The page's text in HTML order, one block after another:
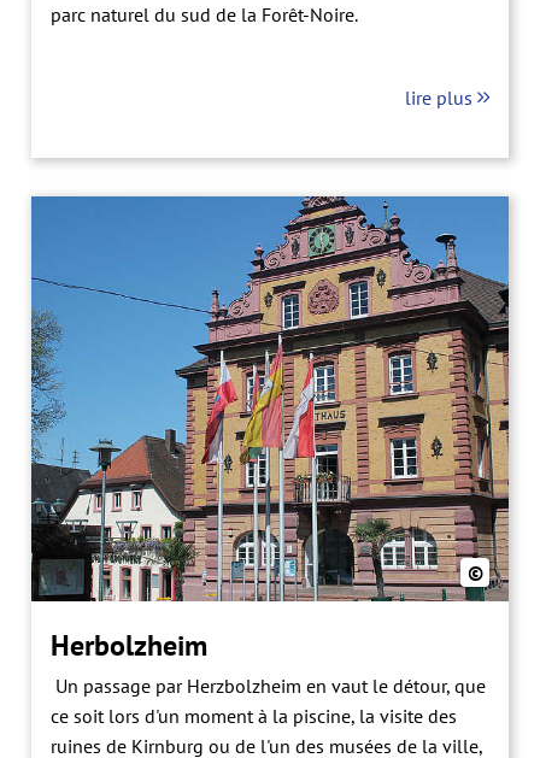
parc naturel du sud de la Forêt-Noire.
lire plus
©
Herbolzheim
Un passage par Herzbolzheim en vaut le détour, que
ce soit lors d'un moment à la piscine, la visite des
ruines de Kirnburg ou de l'un des musées de la ville,